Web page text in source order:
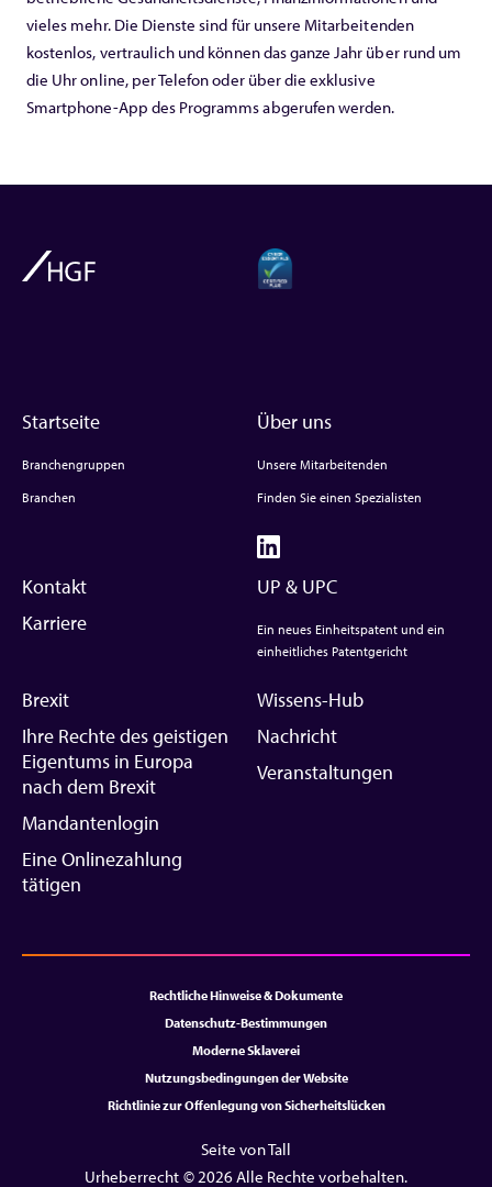
vieles mehr. Die Dienste sind für unsere Mitarbeitenden
kostenlos, vertraulich und können das ganze Jahr über rund um
die Uhr online, per Telefon oder über die exklusive
Smartphone-App des Programms abgerufen werden.
Startseite
Branchengruppen
Branchen
Über uns
Unsere Mitarbeitenden
Finden Sie einen Spezialisten
Kontakt
Karriere
UP & UPC
Ein neues Einheitspatent und ein
einheitliches Patentgericht
Brexit
Ihre Rechte des geistigen
Eigentums in Europa
nach dem Brexit
Mandantenlogin
Eine Onlinezahlung
tätigen
Wissens-Hub
Nachricht
Veranstaltungen
Rechtliche Hinweise & Dokumente
Datenschutz-Bestimmungen
Moderne Sklaverei
Nutzungsbedingungen der Website
Richtlinie zur Offenlegung von Sicherheitslücken
Seite von Tall
Urheberrecht © 2026 Alle Rechte vorbehalten.